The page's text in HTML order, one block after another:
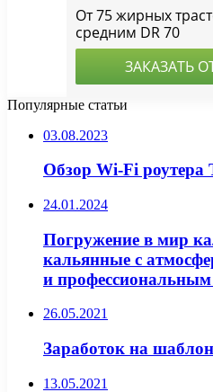
Популярные статьи
03.08.2023
Обзор Wi-Fi
24.01.2024
Погружение в мир
кальянные с
и
26.05.2021
Заработок на
13.05.2021